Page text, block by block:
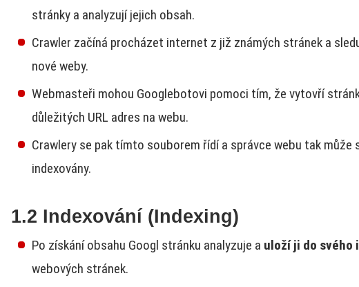
stránky a analyzují jejich obsah.
Crawler začíná procházet internet z již známých stránek a
nové weby.
Webmasteři mohou Googlebotovi pomoci tím, že vytovří
důležitých URL adres na webu.
Crawlery se pak tímto souborem řídí a správce webu tak
indexovány.
1.2 Indexování (Indexing)
Po získání obsahu Googl stránku analyzuje a uloží ji do svého
webových stránek.